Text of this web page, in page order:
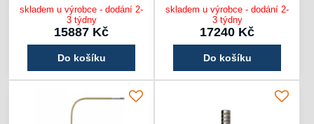
skladem u výrobce - dodání 2-
3 týdny
15887 Kč
Do košíku
skladem u výrobce - dodání 2-
3 týdny
17240 Kč
Do košíku